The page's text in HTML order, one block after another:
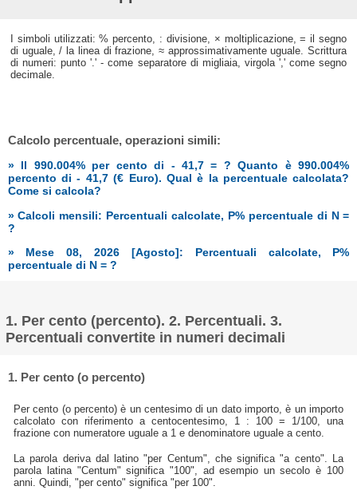
I simboli utilizzati: % percento, : divisione, × moltiplicazione, = il segno
di uguale, / la linea di frazione, ≈ approssimativamente uguale. Scrittura
di numeri: punto '.' - come separatore di migliaia, virgola ',' come segno
decimale.
Calcolo percentuale, operazioni simili:
» Il 990.004% per cento di - 41,7 = ? Quanto è 990.004%
percento di - 41,7 (€ Euro). Qual è la percentuale calcolata?
Come si calcola?
» Calcoli mensili: Percentuali calcolate, P% percentuale di N =
?
» Mese 08, 2026 [Agosto]: Percentuali calcolate, P%
percentuale di N = ?
1. Per cento (percento). 2. Percentuali. 3.
Percentuali convertite in numeri decimali
1. Per cento (o percento)
Per cento (o percento) è un centesimo di un dato importo, è un importo
calcolato con riferimento a centocentesimo, 1 : 100 = 1/100, una
frazione con numeratore uguale a 1 e denominatore uguale a cento.
La parola deriva dal latino "per Centum", che significa "a cento". La
parola latina "Centum" significa "100", ad esempio un secolo è 100
anni. Quindi, "per cento" significa "per 100".